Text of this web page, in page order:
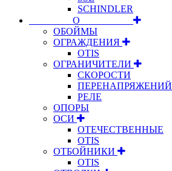
SCHINDLER
⠀⠀⠀⠀⠀⠀О⠀⠀⠀⠀⠀⠀⠀
ОБОЙМЫ
ОГРАЖДЕНИЯ
OTIS
ОГРАНИЧИТЕЛИ
СКОРОСТИ
ПЕРЕНАПРЯЖЕНИЙ
РЕЛЕ
ОПОРЫ
ОСИ
ОТЕЧЕСТВЕННЫЕ
OTIS
ОТБОЙНИКИ
OTIS